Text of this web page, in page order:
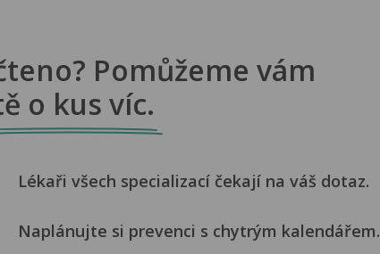
Pomůžeme vám
o kus víc.
Lékaři všech specializací čekají na váš dotaz.
Naplánujte si prevenci s chytrým kalendářem.